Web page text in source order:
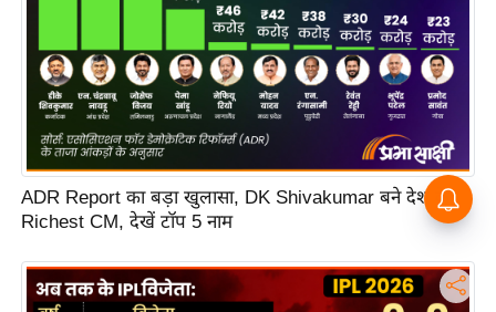
ADR Report का बड़ा खुलासा, DK Shivakumar बने देश के
Richest CM, देखें टॉप 5 नाम